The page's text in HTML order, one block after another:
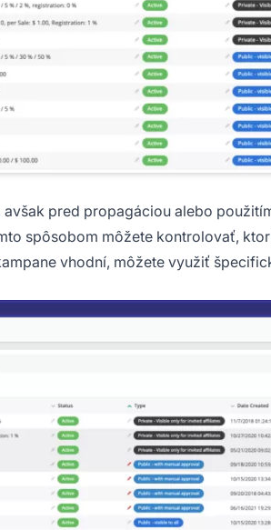
pred propagáciou alebo
spôsobom môžete kontrolovať,
vhodní, môžete využiť